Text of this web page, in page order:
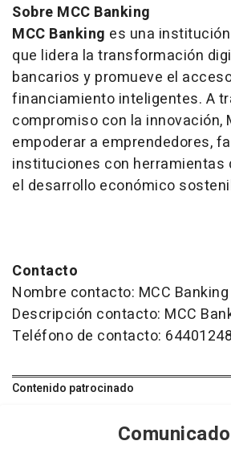
Sobre MCC Banking
MCC Banking es una
que lidera la transformación
bancarios y promueve el
financiamiento inteligentes. A
compromiso con la innovación,
empoderar a emprendedores,
instituciones con herramientas
el desarrollo económico
Contacto
Nombre contacto: MCC
Descripción contacto: MCC
Teléfono de contacto:
Contenido patrocinado